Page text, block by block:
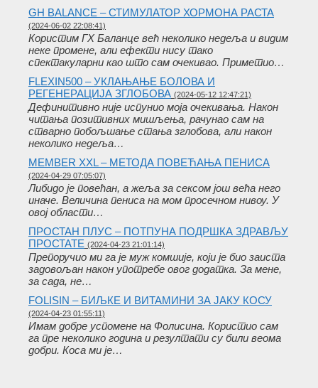
GH BALANCE – СТИМУЛАТОР ХОРМОНА РАСТА
(2024-06-02 22:08:41)
Користим ГХ Баланце већ неколико недеља и видим
неке промене, али ефекти нису тако
спектакуларни као што сам очекивао. Приметио…
FLEXIN500 – УКЛАЊАЊЕ БОЛОВА И
РЕГЕНЕРАЦИЈА ЗГЛОБОВА (2024-05-12 12:47:21)
Дефинитивно није испунио моја очекивања. Након
читања позитивних мишљења, рачунао сам на
стварно побољшање стања зглобова, али након
неколико недеља…
MEMBER XXL – МЕТОДА ПОВЕЋАЊА ПЕНИСА
(2024-04-29 07:05:07)
Либидо је повећан, а жеља за сексом још већа него
иначе. Величина пениса на мом просечном нивоу. У
овој области…
ПРОСТАН ПЛУС – ПОТПУНА ПОДРШКА ЗДРАВЉУ
ПРОСТАТЕ (2024-04-23 21:01:14)
Препоручио ми га је муж комшије, који је био заиста
задовољан након употребе овог додатка. За мене,
за сада, не…
FOLISIN – БИЉКЕ И ВИТАМИНИ ЗА ЈАКУ КОСУ
(2024-04-23 01:55:11)
Имам добре успомене на Фолисина. Користио сам
га пре неколико година и резултати су били веома
добри. Коса ми је…